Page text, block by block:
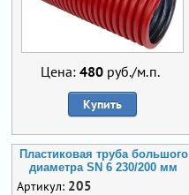
Цена: 480 руб./м.п.
Купить
Пластиковая труба большого
диаметра SN 6 230/200 мм
Артикул: 205